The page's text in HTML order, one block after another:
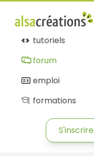
tutoriels
forum
emploi
formations
S'inscrire